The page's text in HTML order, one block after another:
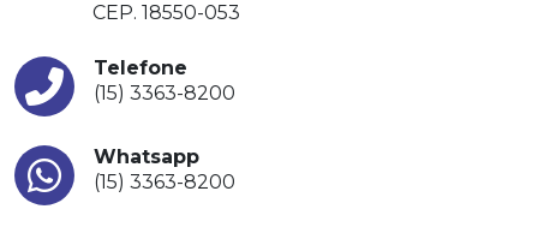
CEP. 18550-053
Telefone
(15) 3363-8200
Whatsapp
(15) 3363-8200